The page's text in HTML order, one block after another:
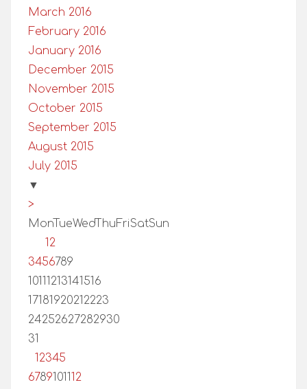
March 2016
February 2016
January 2016
December 2015
November 2015
October 2015
September 2015
August 2015
July 2015
▼
>
MonTueWedThuFriSatSun
1 2
3456789
10111213141516
1718192021 2223
24252627282930
31
1 2345
6789101112